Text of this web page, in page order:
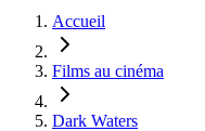
Accueil
Films au cinéma
Dark Waters